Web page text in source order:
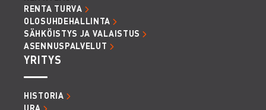
RENTA TURVA
OLOSUHDEHALLINTA
SÄHKÖISTYS JA VALAISTUS
ASENNUSPALVELUT
YRITYS
HISTORIA
URA